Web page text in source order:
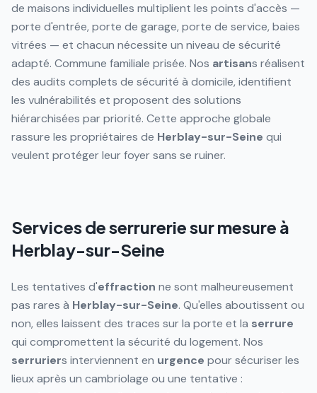
de maisons individuelles multiplient les points d'accès —
porte d'entrée, porte de garage, porte de service, baies
vitrées — et chacun nécessite un niveau de sécurité
adapté. Commune familiale prisée. Nos artisans réalisent
des audits complets de sécurité à domicile, identifient
les vulnérabilités et proposent des solutions
hiérarchisées par priorité. Cette approche globale
rassure les propriétaires de Herblay-sur-Seine qui
veulent protéger leur foyer sans se ruiner.
Services de serrurerie sur mesure à
Herblay-sur-Seine
Les tentatives d'effraction ne sont malheureusement
pas rares à Herblay-sur-Seine. Qu'elles aboutissent ou
non, elles laissent des traces sur la porte et la serrure
qui compromettent la sécurité du logement. Nos
serruriers interviennent en urgence pour sécuriser les
lieux après un cambriolage ou une tentative :